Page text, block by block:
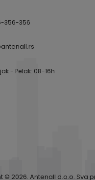
356-356
- Petak: 08-16h
© 2026. Antenall d.o.o. Sva